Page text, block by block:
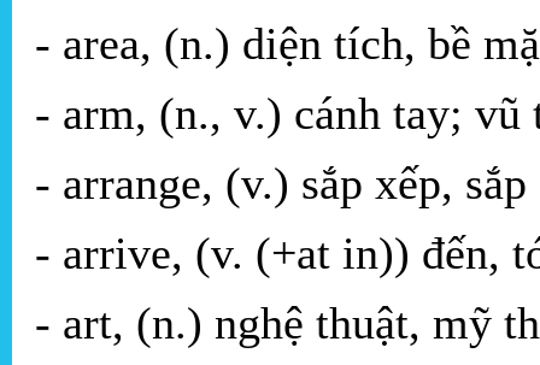
- area, (n.) diện tích, bề
- arm, (n., v.) cánh tay;
- arrange, (v.) sắp xếp,
- arrive, (v. (+at in)) đến,
- art, (n.) nghệ thuật, mỹ